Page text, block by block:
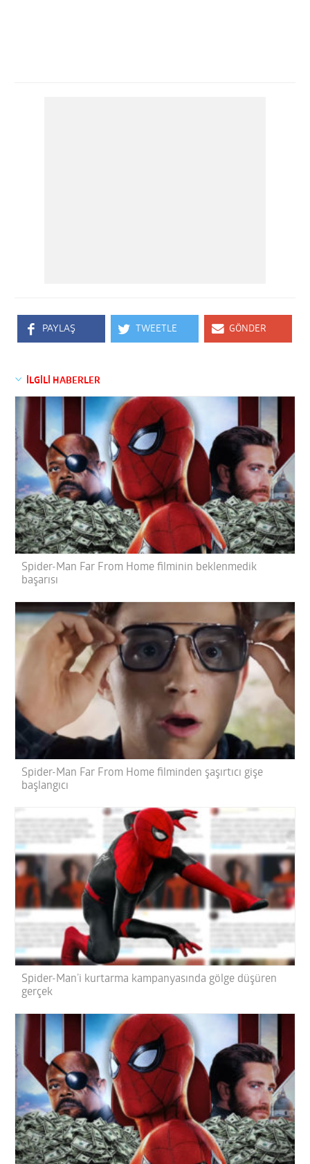
PAYLAŞ TWEETLE GÖNDER
İLGİLİ HABERLER
Spider-Man Far From Home filminin beklenmedik
başarısı
Spider-Man Far From Home filminden şaşırtıcı gişe
başlangıcı
Spider-Man’i kurtarma kampanyasında gölge düşüren
gerçek